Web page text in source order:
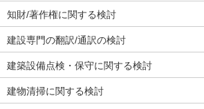
知財/著作権に関する検討
建設専門の翻訳/通訳の検討
建築設備点検・保守に関する検討
建物清掃に関する検討